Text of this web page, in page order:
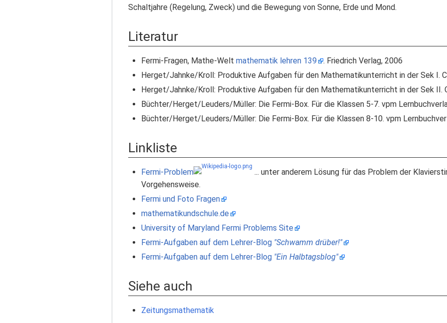
Schaltjahre (Regelung, Zweck) und die Bewegung von Sonne, Erde und Mond.
Literatur
Fermi-Fragen, Mathe-Welt mathematik lehren 139
. Friedrich Verlag, 2006
Herget/Jahnke/Kroll: Produktive Aufgaben für den Mathematikunterricht in der Sek I.
Herget/Jahnke/Kroll: Produktive Aufgaben für den Mathematikunterricht in der Sek II.
Büchter/Herget/Leuders/Müller: Die Fermi-Box. Für die Klassen 5-7. vpm
Büchter/Herget/Leuders/Müller: Die Fermi-Box. Für die Klassen 8-10. vpm
Linkliste
Fermi-Problem
... unter anderem Lösung für das Problem der
Vorgehensweise.
Fermi und Foto Fragen
mathematikundschule.de
University of Maryland Fermi Problems Site
Fermi-Aufgaben auf dem Lehrer-Blog "Schwamm drüber!"
Fermi-Aufgaben auf dem Lehrer-Blog "Ein Halbtagsblog"
Siehe auch
Zeitungsmathematik